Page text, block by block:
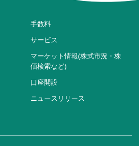
手数料
サービス
マーケット情報(株式市況・株
価検索など)
口座開設
ニュースリリース